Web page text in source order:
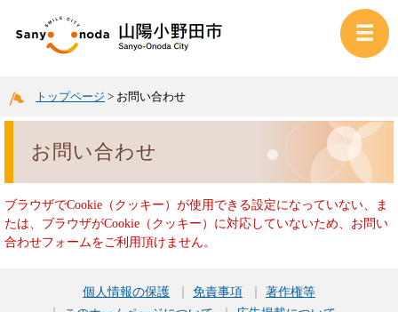
トップページ > お問い合わせ
お問い合わせ
ブラウザでCookie（クッキー）が使用できる設定になっていない、ま
たは、ブラウザがCookie（クッキー）に対応していないため、お問い
合わせフォームをご利用頂けません。
個人情報の保護 免責事項
著作権等